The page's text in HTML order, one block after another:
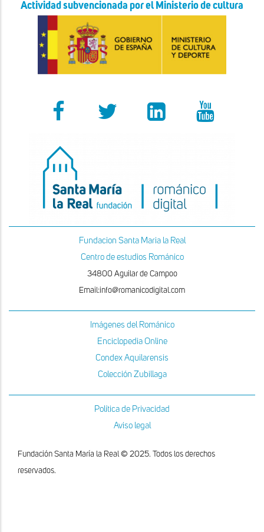
Actividad subvencionada por el Ministerio de cultura
Fundacion Santa Maria la Real
Centro de estudios Románico
34800 Aguilar de Campoo
Email:info@romanicodigital.com
Imágenes del Románico
Enciclopedia Online
Condex Aquilarensis
Colección Zubillaga
Política de Privacidad
Aviso legal
Fundación Santa María la Real © 2025. Todos los derechos
reservados.